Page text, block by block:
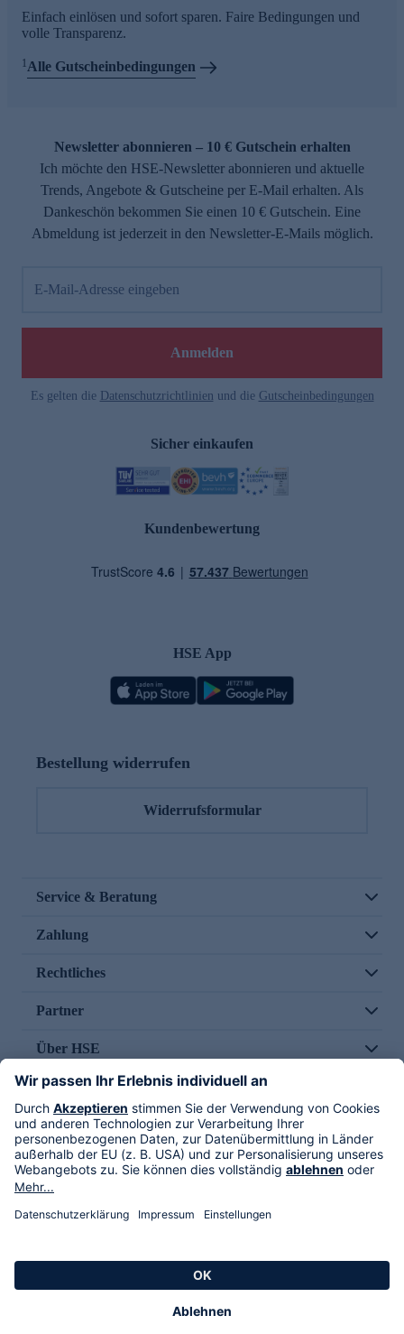
Einfach einlösen und sofort sparen. Faire Bedingungen und
volle Transparenz.
1Alle Gutscheinbedingungen
Newsletter abonnieren – 10 € Gutschein erhalten
Ich möchte den HSE-Newsletter abonnieren und aktuelle
Trends, Angebote & Gutscheine per E-Mail erhalten. Als
Dankeschön bekommen Sie einen 10 € Gutschein. Eine
Abmeldung ist jederzeit in den Newsletter-E-Mails möglich.
E-Mail-Adresse eingeben
Anmelden
Es gelten die Datenschutzrichtlinien und die Gutscheinbedingungen
Sicher einkaufen
Kundenbewertung
HSE App
Bestellung widerrufen
Widerrufsformular
Service & Beratung
Zahlung
Rechtliches
Partner
Über HSE
Im TV
HSE International